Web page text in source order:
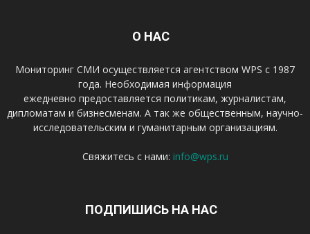
О НАС
Мониторинг СМИ осуществляется агентством WPS с 1987
года. Необходимая информация
ежедневно предоставляется политикам, журналистам,
дипломатам и бизнесменам. А так же общественным, научно-
исследовательским и гуманитарным организациям.
Свяжитесь с нами: info@wps.ru
ПОДПИШИСЬ НА НАС